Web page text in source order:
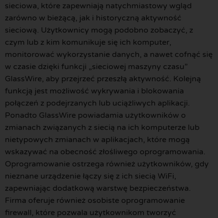
sieciowa, które zapewniają natychmiastowy wgląd
zarówno w bieżącą, jak i historyczną aktywność
sieciową. Użytkownicy mogą podobno zobaczyć, z
czym lub z kim komunikuje się ich komputer,
monitorować wykorzystanie danych, a nawet cofnąć się
w czasie dzięki funkcji „sieciowej maszyny czasu”
GlassWire, aby przejrzeć przeszłą aktywność. Kolejną
funkcją jest możliwość wykrywania i blokowania
połączeń z podejrzanych lub uciążliwych aplikacji.
Ponadto GlassWire powiadamia użytkowników o
zmianach związanych z siecią na ich komputerze lub
nietypowych zmianach w aplikacjach, które mogą
wskazywać na obecność złośliwego oprogramowania.
Oprogramowanie ostrzega również użytkowników, gdy
nieznane urządzenie łączy się z ich siecią WiFi,
zapewniając dodatkową warstwę bezpieczeństwa.
Firma oferuje również osobiste oprogramowanie
firewall, które pozwala użytkownikom tworzyć